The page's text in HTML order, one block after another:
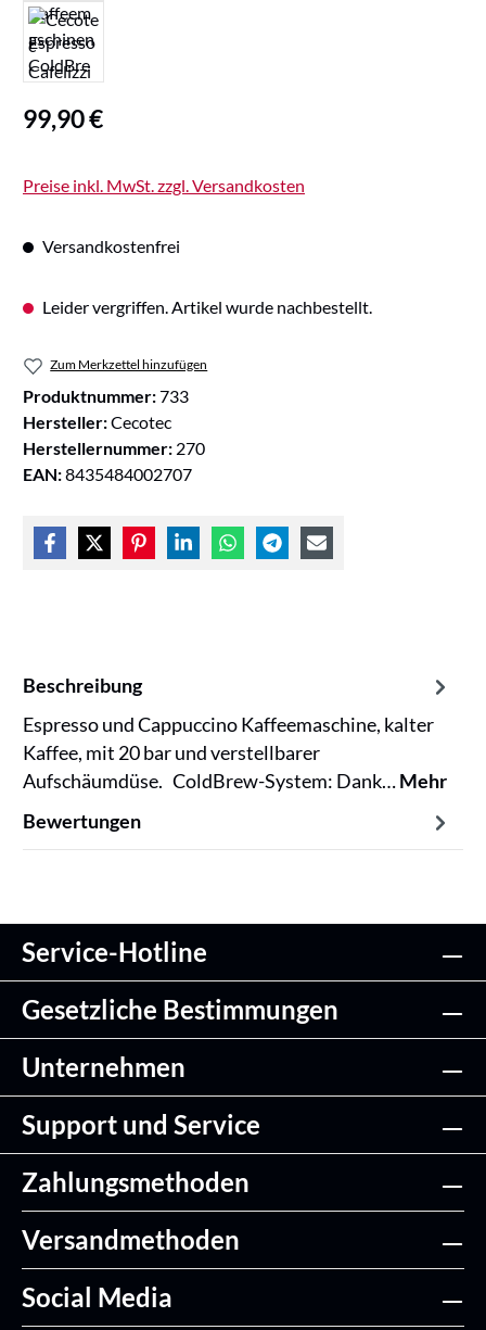
Regulärer Preis:
99,90 €
Preise inkl. MwSt. zzgl. Versandkosten
Versandkostenfrei
Leider vergriffen. Artikel wurde nachbestellt.
Zum Merkzettel hinzufügen
Produktnummer:733
Hersteller:Cecotec
Herstellernummer: 270
EAN:8435484002707
Beschreibung
Espresso und Cappuccino Kaffeemaschine, kalter
Kaffee, mit 20 bar und verstellbarer
Aufschäumdüse. ColdBrew-System: Dank…Mehr
Bewertungen
Service-Hotline
Gesetzliche Bestimmungen
Unternehmen
Support und Service
Zahlungsmethoden
Versandmethoden
Social Media